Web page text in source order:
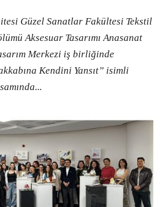
Güzel Sanatlar Fakültesi Tekstil
Aksesuar Tasarımı Anasanat
Merkezi iş birliğinde
Kendini Yansıt” isimli